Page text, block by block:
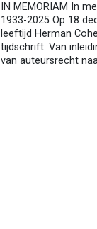
IN MEMORIAM In
1933-2025 Op 18
leeftijd Herman
tijdschrift. Van
van auteursrecht